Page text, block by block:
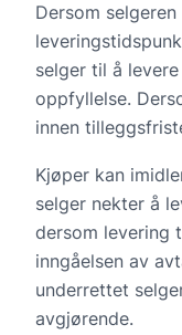
Dersom
selger til å
oppfyllelse.
innen
Kjøper kan
selger nekter å
dersom levering
inngåelsen av
underrettet
avgjørende.